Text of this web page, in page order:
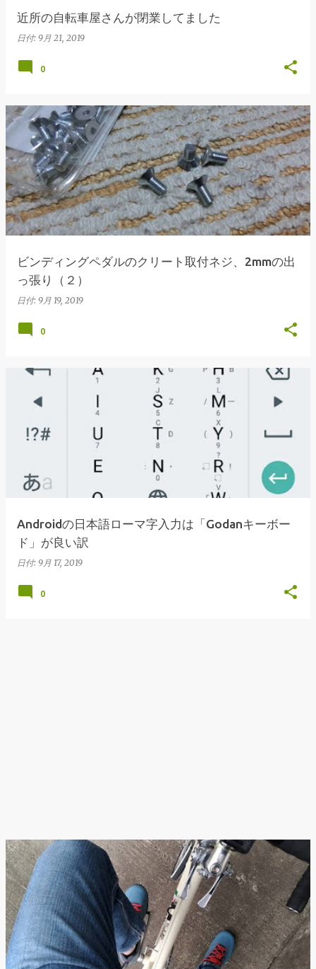
近所の自転車屋さんが閉業してました
日付: 9月 21, 2019
0
ビンディングペダルのクリート取付ネジ、2mmの出
っ張り（２）
日付: 9月 19, 2019
0
Androidの日本語ローマ字入力は「Godanキーボー
ド」が良い訳
日付: 9月 17, 2019
0